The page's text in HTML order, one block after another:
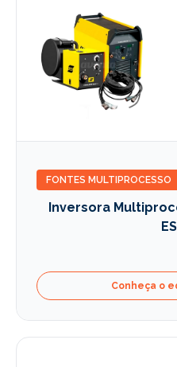
FONTES MULTIPROCESSO
Inversora
Conheça o